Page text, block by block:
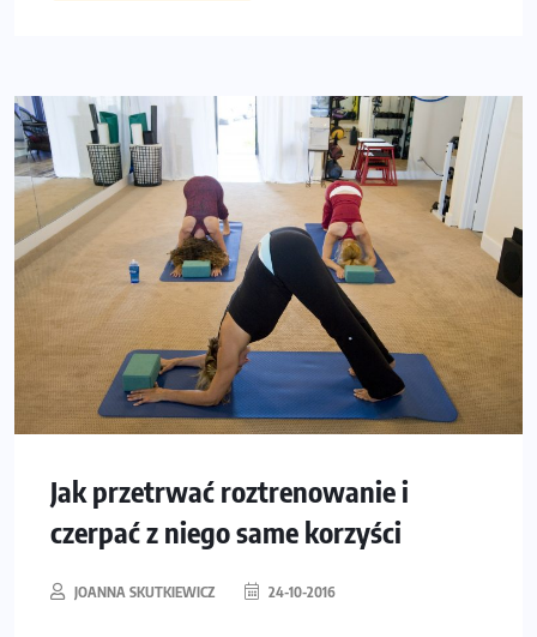
Jak przetrwać roztrenowanie i
czerpać z niego same korzyści
JOANNA SKUTKIEWICZ 24-10-2016